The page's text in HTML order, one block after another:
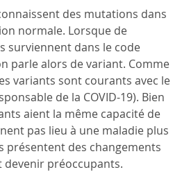
des mutations dans
normale. Lorsque de
surviennent dans le code
parle alors de variant. Comme
variants sont courants avec le
de la COVID-19). Bien
aient la même capacité de
pas lieu à une maladie plus
présentent des changements
préoccupants.